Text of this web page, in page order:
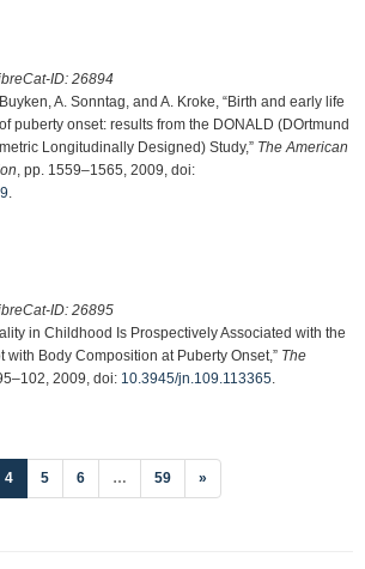
ID: 26894
A. Sonntag, and A. Kroke, “Birth and early life
puberty onset: results from the DONALD (DOrtmund
Longitudinally Designed) Study,” The American
, pp. 1559–1565, 2009, doi:
ID: 26895
in Childhood Is Prospectively Associated with the
with Body Composition at Puberty Onset,” The
2009, doi: 10.3945/jn.109.113365
4(current)
5 6 … 59 »